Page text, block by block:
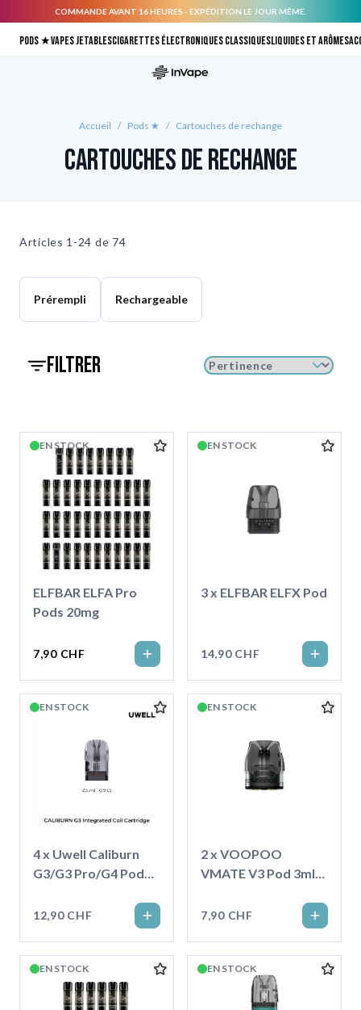
COMMANDE AVANT 16 HEURES - EXPÉDITION LE JOUR MÊME.
Pods ★Vapes jetablesCigarettes électroniques classiquesLiquides et arômes
Accueil / Pods ★ / Cartouches de rechange
Cartouches de rechange
Articles 1-24 de 74
Prérempli Rechargeable
filtrer
EN STOCK
ELFBAR ELFA Pro
Pods 20mg
7,90 CHF
EN STOCK
3 x ELFBAR ELFX Pod
14,90 CHF
EN STOCK
4 x Uwell Caliburn
G3/G3 Pro/G4 Pod
12,90 CHF
EN STOCK
2 x VOOPOO
VMATE V3 Pod 3ml
7,90 CHF
EN STOCK EN STOCK